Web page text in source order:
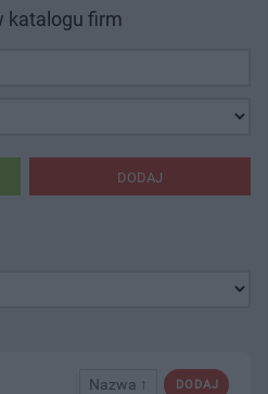
katalogu firm
DODAJ
DODAJ
Nazwa ↑